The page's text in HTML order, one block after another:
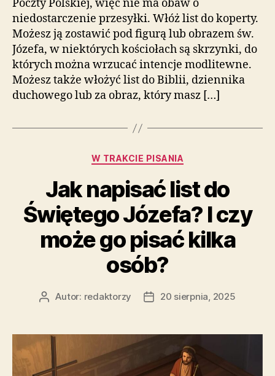
Poczty Polskiej, więc nie ma obaw o
niedostarczenie przesyłki. Włóż list do koperty.
Możesz ją zostawić pod figurą lub obrazem św.
Józefa, w niektórych kościołach są skrzynki, do
których można wrzucać intencje modlitewne.
Możesz także włożyć list do Biblii, dziennika
duchowego lub za obraz, który masz […]
Kategorie
W TRAKCIE PISANIA
Jak napisać list do
Świętego Józefa? I czy
może go pisać kilka
osób?
AutorAutor: redaktorzy
Data20 sierpnia, 2025